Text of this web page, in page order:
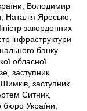
Володимир
Наталія Яресько,
закордонних
інфраструктури
банку
обласної
заступник
заступник
Ситник,
бюро України;